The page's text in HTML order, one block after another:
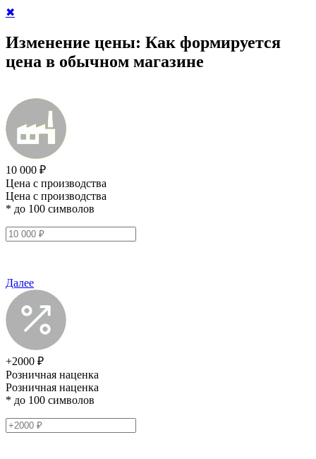
✖
Изменение цены: Как формируется
цена в обычном магазине
10 000 ₽
Цена с производства
Цена с производства
* до 100 символов
Далее
+2000 ₽
Розничная наценка
Розничная наценка
* до 100 символов